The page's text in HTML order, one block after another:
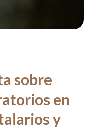
sobre
en
y